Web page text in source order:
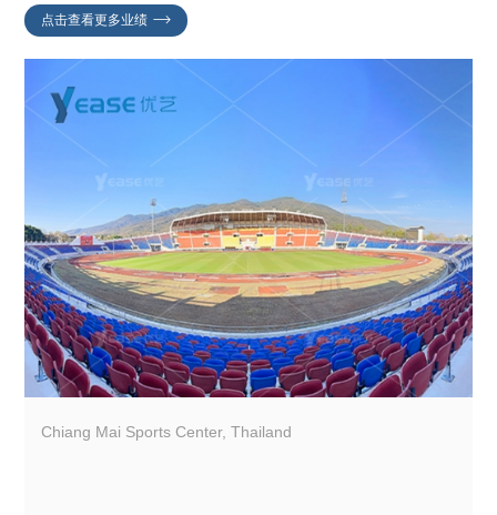
点击查看更多业绩
Chiang Mai Sports Center, Thailand